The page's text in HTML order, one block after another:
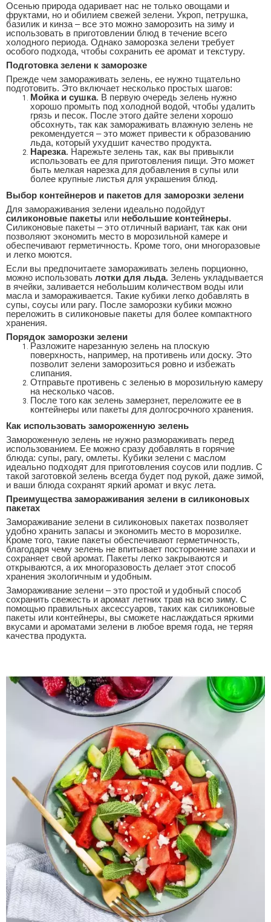
Осенью природа одаривает нас не только овощами и
фруктами, но и обилием свежей зелени. Укроп, петрушка,
базилик и кинза – все это можно заморозить на зиму и
использовать в приготовлении блюд в течение всего
холодного периода. Однако заморозка зелени требует
особого подхода, чтобы сохранить ее аромат и текстуру.
Подготовка зелени к заморозке
Прежде чем замораживать зелень, ее нужно тщательно
подготовить. Это включает несколько простых шагов:
Мойка и сушка. В первую очередь зелень нужно
хорошо промыть под холодной водой, чтобы удалить
грязь и песок. После этого дайте зелени хорошо
обсохнуть, так как замораживать влажную зелень не
рекомендуется – это может привести к образованию
льда, который ухудшит качество продукта.
Нарезка. Нарежьте зелень так, как вы привыкли
использовать ее для приготовления пищи. Это может
быть мелкая нарезка для добавления в супы или
более крупные листья для украшения блюд.
Выбор контейнеров и пакетов для заморозки зелени
Для замораживания зелени идеально подойдут
силиконовые пакеты или небольшие контейнеры.
Силиконовые пакеты – это отличный вариант, так как они
позволяют экономить место в морозильной камере и
обеспечивают герметичность. Кроме того, они многоразовые
и легко моются.
Если вы предпочитаете замораживать зелень порционно,
можно использовать лотки для льда. Зелень укладывается
в ячейки, заливается небольшим количеством воды или
масла и замораживается. Такие кубики легко добавлять в
супы, соусы или рагу. После заморозки кубики можно
переложить в силиконовые пакеты для более компактного
хранения.
Порядок заморозки зелени
Разложите нарезанную зелень на плоскую
поверхность, например, на противень или доску. Это
позволит зелени заморозиться ровно и избежать
слипания.
Отправьте противень с зеленью в морозильную камеру
на несколько часов.
После того как зелень замерзнет, переложите ее в
контейнеры или пакеты для долгосрочного хранения.
Как использовать замороженную зелень
Замороженную зелень не нужно размораживать перед
использованием. Ее можно сразу добавлять в горячие
блюда: супы, рагу, омлеты. Кубики зелени с маслом
идеально подходят для приготовления соусов или подлив. С
такой заготовкой зелень всегда будет под рукой, даже зимой,
и ваши блюда сохранят яркий аромат и вкус лета.
Преимущества замораживания зелени в силиконовых
пакетах
Замораживание зелени в силиконовых пакетах позволяет
удобно хранить запасы и экономить место в морозилке.
Кроме того, такие пакеты обеспечивают герметичность,
благодаря чему зелень не впитывает посторонние запахи и
сохраняет свой аромат. Пакеты легко закрываются и
открываются, а их многоразовость делает этот способ
хранения экологичным и удобным.
Замораживание зелени – это простой и удобный способ
сохранить свежесть и аромат летних трав на всю зиму. С
помощью правильных аксессуаров, таких как силиконовые
пакеты или контейнеры, вы сможете наслаждаться яркими
вкусами и ароматами зелени в любое время года, не теряя
качества продукта.